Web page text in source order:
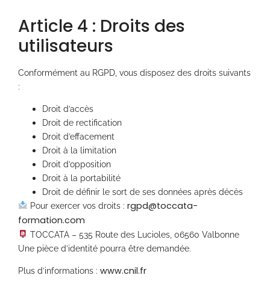
Article 4 : Droits des
utilisateurs
Conformément au RGPD, vous disposez des droits suivants
:
Droit d’accès
Droit de rectification
Droit d’effacement
Droit à la limitation
Droit d’opposition
Droit à la portabilité
Droit de définir le sort de ses données après décès
Pour exercer vos droits :rgpd@toccata-
formation.com
TOCCATA – 535 Route des Lucioles, 06560 Valbonne
Une pièce d’identité pourra être demandée.
Plus d’informations : www.cnil.fr